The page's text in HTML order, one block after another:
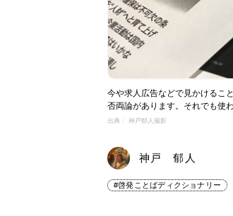
今や求人広告などで見かけるこ
否両論があります。それでも使
出典： 神戸郁人撮影
神戸 郁人
#啓発ことばディクショナリー